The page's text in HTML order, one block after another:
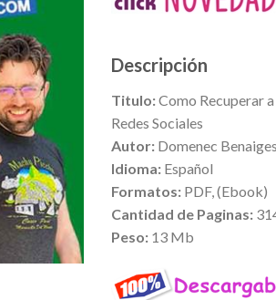
Descripción
Titulo:Como Recuperar
Redes Sociales
Autor:Domenec Benaiges
Idioma:Español
Formatos:PDF, (Ebook)
Cantidad de Paginas:
Peso:13 Mb